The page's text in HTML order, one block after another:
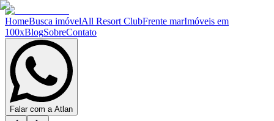
HomeBusca imóvelAll Resort ClubFrente marImóveis em
100xBlogSobreContato
Falar com a Atlan